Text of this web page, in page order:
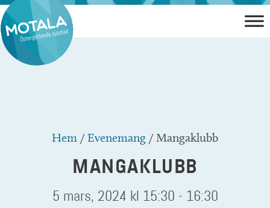
Hoppa
till
innehåll
Hem /Evenemang / Mangaklubb
MANGAKLUBB
5 mars, 2024 kl 15:30 - 16:30